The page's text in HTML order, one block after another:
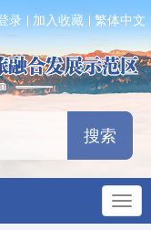
录 加入收藏 繁体中文